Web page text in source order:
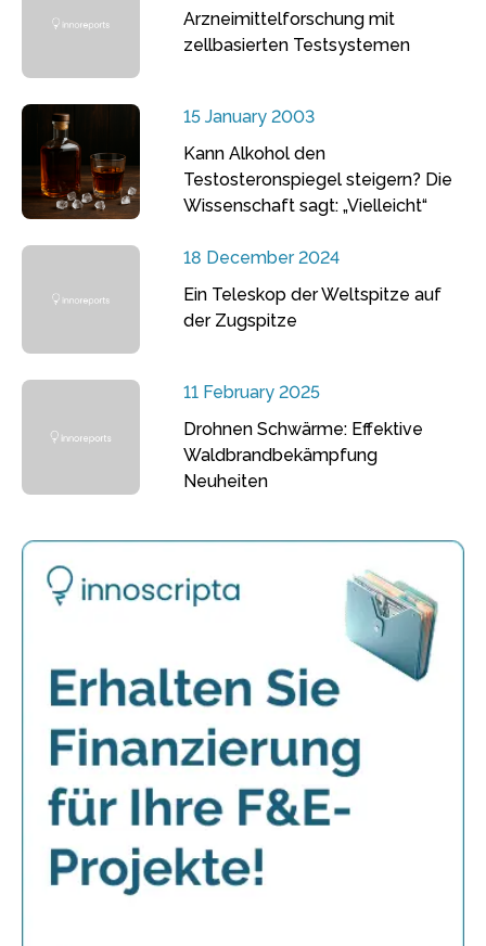
Arzneimittelforschung mit
zellbasierten Testsystemen
15 January 2003
Kann Alkohol den
Testosteronspiegel steigern? Die
Wissenschaft sagt: „Vielleicht“
18 December 2024
Ein Teleskop der Weltspitze auf
der Zugspitze
11 February 2025
Drohnen Schwärme: Effektive
Waldbrandbekämpfung
Neuheiten